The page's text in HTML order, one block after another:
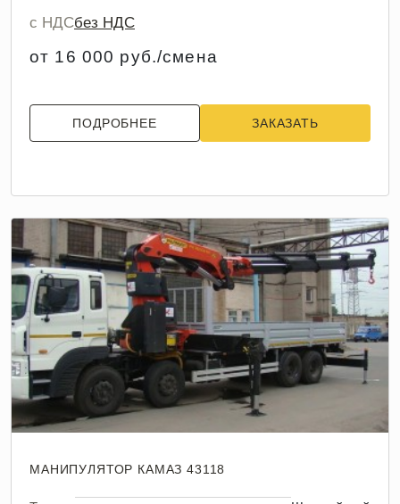
с НДСбез НДС
от 16 000 руб./смена
ПОДРОБНЕЕ ЗАКАЗАТЬ
МАНИПУЛЯТОР КАМАЗ 43118